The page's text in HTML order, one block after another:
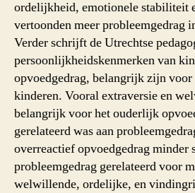
ordelijkheid, emotionele stabiliteit
vertoonden meer probleemgedrag
Verder schrijft de Utrechtse
persoonlijkheidskenmerken van
opvoedgedrag, belangrijk zijn
kinderen. Vooral extraversie en
belangrijk voor het ouderlijk
gerelateerd was aan
overreactief opvoedgedrag minder
probleemgedrag gerelateerd voor
welwillende, ordelijke, en